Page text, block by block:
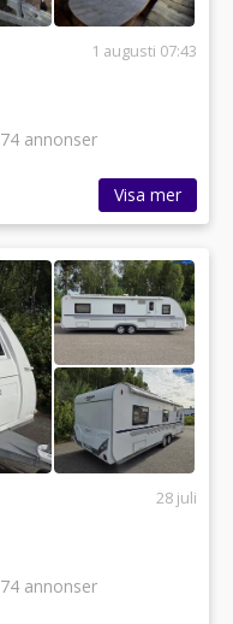
1 augusti 07:43
74 annonser
Visa mer
28 juli
74 annonser